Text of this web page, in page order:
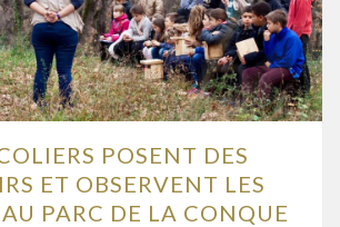
POSENT DES
ET OBSERVENT LES
PARC DE LA CONQUE